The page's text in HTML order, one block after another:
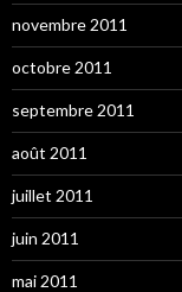
novembre 2011
octobre 2011
septembre 2011
août 2011
juillet 2011
juin 2011
mai 2011